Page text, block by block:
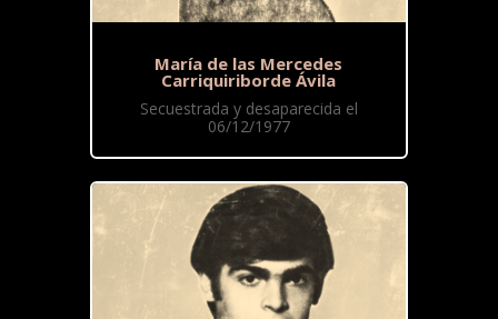
María de las Mercedes
Carriquiriborde Ávila
Secuestrada y desaparecida el
06/12/1977